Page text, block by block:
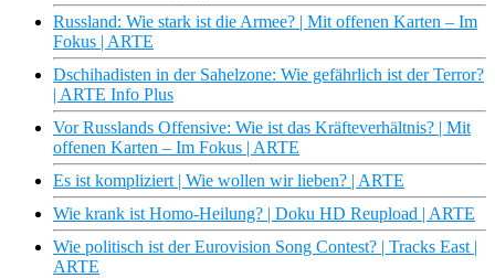
Russland: Wie stark ist die Armee? | Mit offenen Karten – Im
Fokus | ARTE
Dschihadisten in der Sahelzone: Wie gefährlich ist der Terror?
| ARTE Info Plus
Vor Russlands Offensive: Wie ist das Kräfteverhältnis? | Mit
offenen Karten – Im Fokus | ARTE
Es ist kompliziert | Wie wollen wir lieben? | ARTE
Wie krank ist Homo-Heilung? | Doku HD Reupload | ARTE
Wie politisch ist der Eurovision Song Contest? | Tracks East |
ARTE